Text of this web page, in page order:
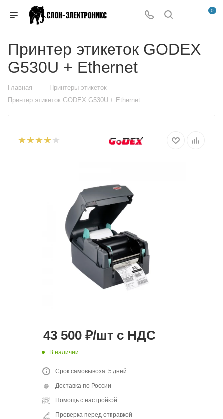
0
Принтер этикеток GODEX
G530U + Ethernet
Главная — Принтеры этикеток —
Принтер этикеток GODEX G530U + Ethernet
43 500 ₽/шт с НДС
В наличии
Срок самовывоза: 5 дней
Доставка по России
Помощь с настройкой
Проверка перед отправкой